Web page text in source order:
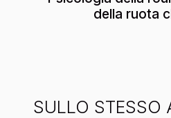
della ruota
SULLO STESSO